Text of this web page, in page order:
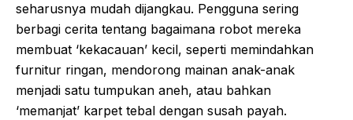
seharusnya mudah dijangkau. Pengguna sering
berbagi cerita tentang bagaimana robot mereka
membuat ‘kekacauan’ kecil, seperti memindahkan
furnitur ringan, mendorong mainan anak-anak
menjadi satu tumpukan aneh, atau bahkan
‘memanjat’ karpet tebal dengan susah payah.